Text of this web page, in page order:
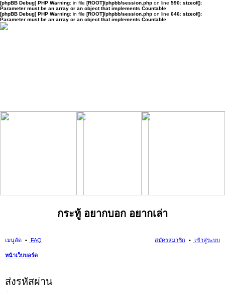
[phpBB Debug] PHP Warning: in file [ROOT]/phpbb/session.php on line 590: sizeof():
Parameter must be an array or an object that implements Countable
[phpBB Debug] PHP Warning: in file [ROOT]/phpbb/session.php on line 646: sizeof():
Parameter must be an array or an object that implements Countable
กระทู้ อยากบอก อยากเล่า
เมนูลัด FAQ เข้าสู่ระบบ
สมัครสมาชิก
หน้าเว็บบอร์ด
ส่งรหัสผ่าน